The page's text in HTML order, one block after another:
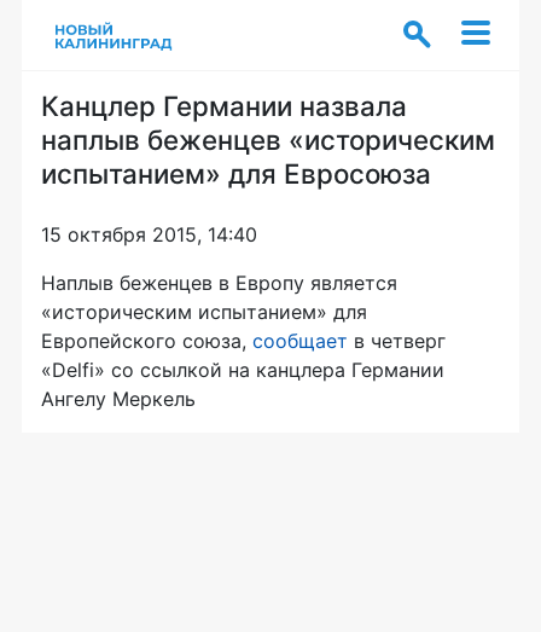
Канцлер Германии назвала
наплыв беженцев «историческим
испытанием» для Евросоюза
15 октября 2015, 14:40
Наплыв беженцев в Европу является
«историческим испытанием» для
Европейского союза, сообщает в четверг
«Delfi» со ссылкой на канцлера Германии
Ангелу Меркель